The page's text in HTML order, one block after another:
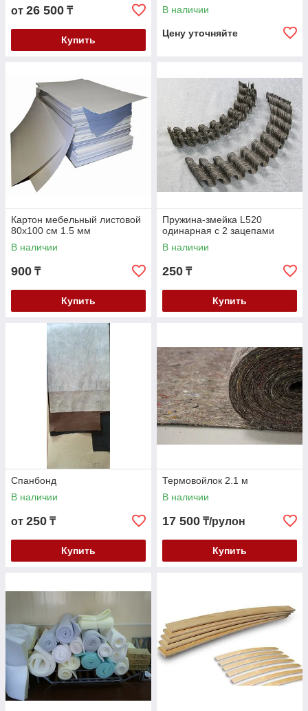
от 26 500 ₸
Купить
В наличии
Цену уточняйте
Картон мебельный листовой
80х100 см 1.5 мм
В наличии
900 ₸
Купить
Пружина-змейка L520
одинарная с 2 зацепами
В наличии
250 ₸
Купить
Спанбонд
В наличии
от 250 ₸
Купить
Термовойлок 2.1 м
В наличии
17 500 ₸/рулон
Купить